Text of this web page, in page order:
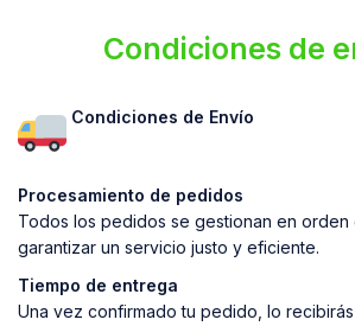
Condiciones de
Condiciones de Envío
Procesamiento de pedidos
Todos los pedidos se gestionan en
garantizar un servicio justo y eficiente.
Tiempo de entrega
Una vez confirmado tu pedido, lo